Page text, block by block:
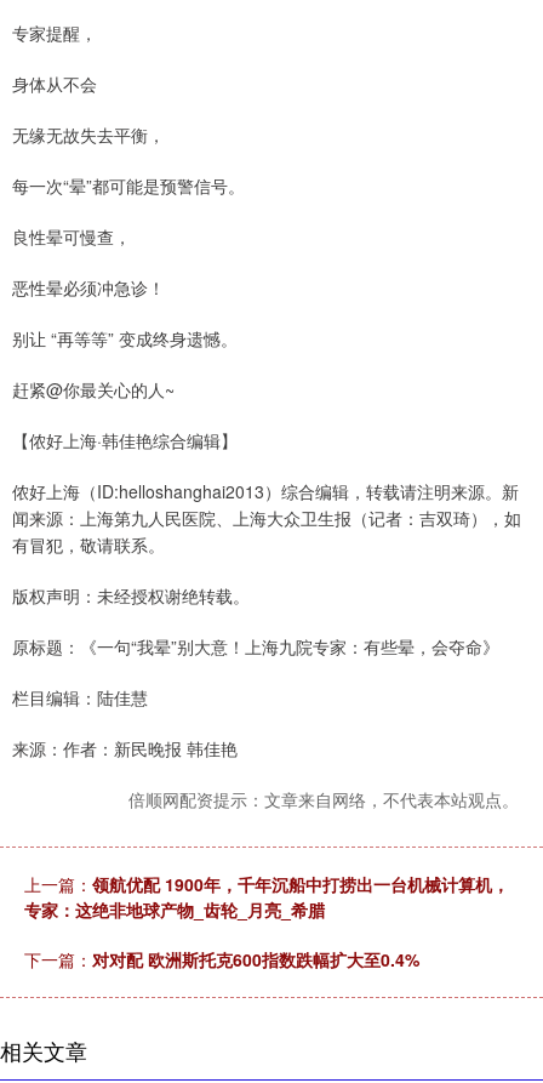
专家提醒，
身体从不会
无缘无故失去平衡，
每一次“晕”都可能是预警信号。
良性晕可慢查，
恶性晕必须冲急诊！
别让 “再等等” 变成终身遗憾。
赶紧@你最关心的人~
【侬好上海·韩佳艳综合编辑】
侬好上海（ID:helloshanghai2013）综合编辑，转载请注明来源。新
闻来源：上海第九人民医院、上海大众卫生报（记者：吉双琦），如
有冒犯，敬请联系。
版权声明：未经授权谢绝转载。
原标题：《一句“我晕”别大意！上海九院专家：有些晕，会夺命》
栏目编辑：陆佳慧
来源：作者：新民晚报 韩佳艳
倍顺网配资提示：文章来自网络，不代表本站观点。
上一篇： 领航优配 1900年，千年沉船中打捞出一台机械计算机，
专家：这绝非地球产物_齿轮_月亮_希腊
下一篇： 对对配 欧洲斯托克600指数跌幅扩大至0.4%
相关文章